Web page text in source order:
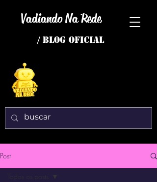
Vadiando Na Rede
/ BLOG OFICIAL
Post